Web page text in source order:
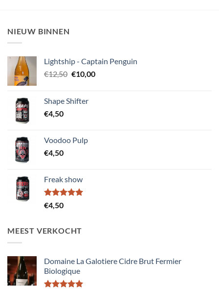
NIEUW BINNEN
Lightship - Captain Penguin
€12,50 Oorspronkelijke
€12,50.
€10,00Huidige
Shape Shifter
€4,50
Voodoo Pulp
€4,50
Freak show
Gewaardeerd
5.00
€4,50
MEEST VERKOCHT
Domaine La Galotiere Cidre Brut Fermier
Biologique